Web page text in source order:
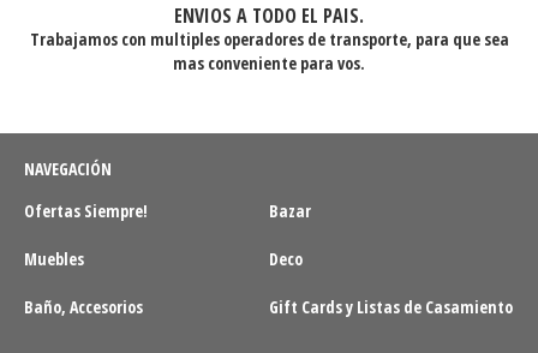
ENVIOS A TODO EL PAIS.
Trabajamos con multiples operadores de transporte, para que sea
mas conveniente para vos.
NAVEGACIÓN
Ofertas Siempre!
Bazar
Muebles Deco
Baño, Accesorios Gift Cards y Listas de Casamiento